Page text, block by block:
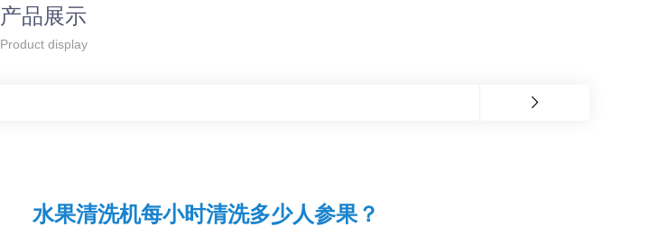
产品展示
Product display
水果清洗机每小时清洗多少人参果？